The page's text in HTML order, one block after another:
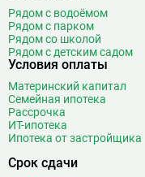
Рядом с водоёмом
Рядом с парком
Рядом со школой
Рядом с детским садом
Условия оплаты
Материнский капитал
Семейная ипотека
Рассрочка
ИТ-ипотека
Ипотека от застройщика
Срок сдачи